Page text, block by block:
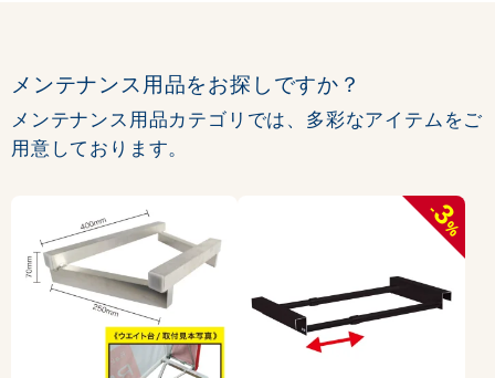
メンテナンス用品をお探しですか？
メンテナンス用品カテゴリでは、多彩なアイテムをご
用意しております。
-
3
%